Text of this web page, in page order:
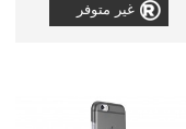
غير متوفر